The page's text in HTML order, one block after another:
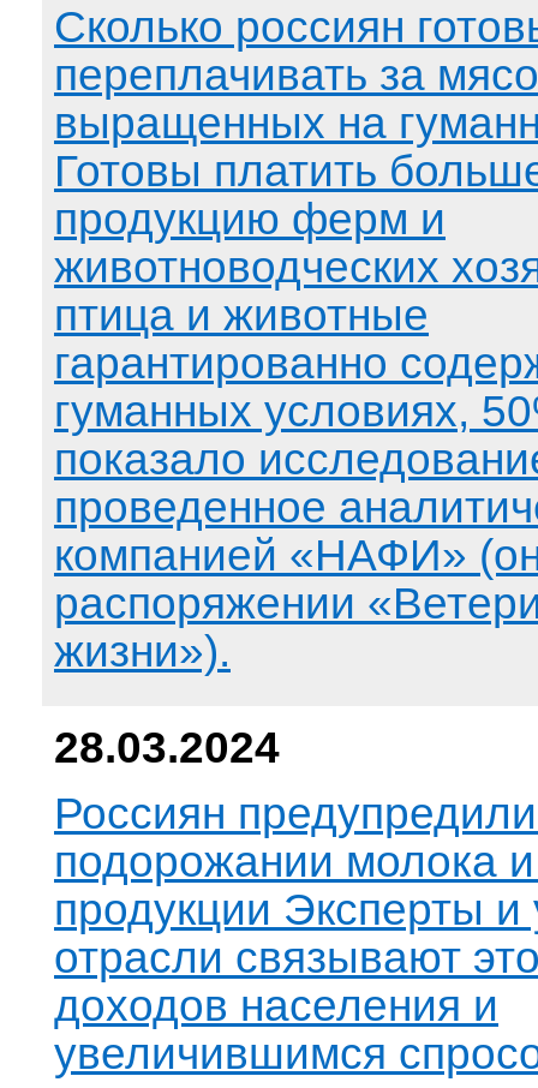
Сколько россиян
переплачивать за
выращенных на
Готовы платить
продукцию ферм и
животноводческих
птица и животные
гарантированно
гуманных условиях,
показало
проведенное
компанией «НАФИ»
распоряжении
жизни»).
28.03.2024
Россиян
подорожании молока
продукции Эксперты и
отрасли связывают
доходов населения и
увеличившимся